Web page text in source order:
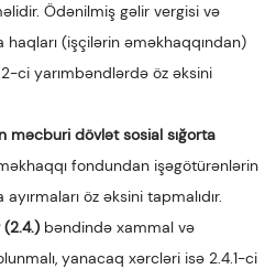
Ödənilmiş gəlir vergisi və
(işçilərin əməkhaqqından)
ci yarımbəndlərdə öz əksini
məcburi dövlət sosial sığorta
fondundan işəgötürənlərin
öz əksini tapmalıdır.
bəndində xammal və
yanacaq xərcləri isə 2.4.1-ci